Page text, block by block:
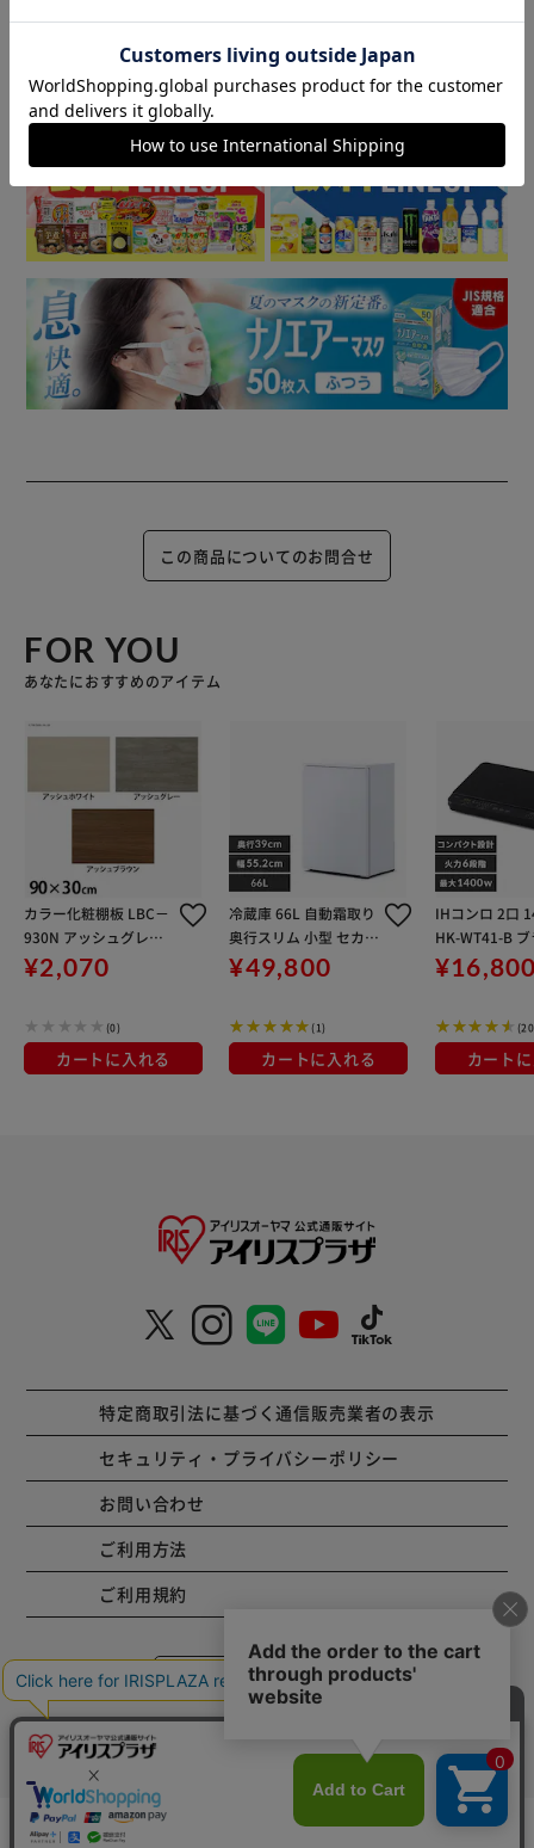
商品情報
▼ 食品・飲料おすすめ ▼
この商品についてのお問合せ
FOR YOU
あなたにおすすめのアイテム
カラー化粧棚板 LBC－
930N アッシュグレー
90×30cm
¥2,070
(0)
カートに入れる
冷蔵庫 66L 自動霜取り
奥行スリム 小型 セカン
ド冷蔵庫 1ドア 幅55.2
cm IRSN-7A-W ホワイ
¥49,800
(1)
カートに入れる
IHコンロ 2口
HK-WT41-B
カート
特定商取引法に基づく通信販売業者の表示
セキュリティ・プライバシーポリシー
お問い合わせ
ご利用方法
ご利用規約
コーポレートサイト
Copyright © 2001 IRISPLAZA. ALL Rights Reserved.